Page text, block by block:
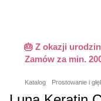
🎂 Z okazji
Zamów za min.
Katalog Prostowanie i